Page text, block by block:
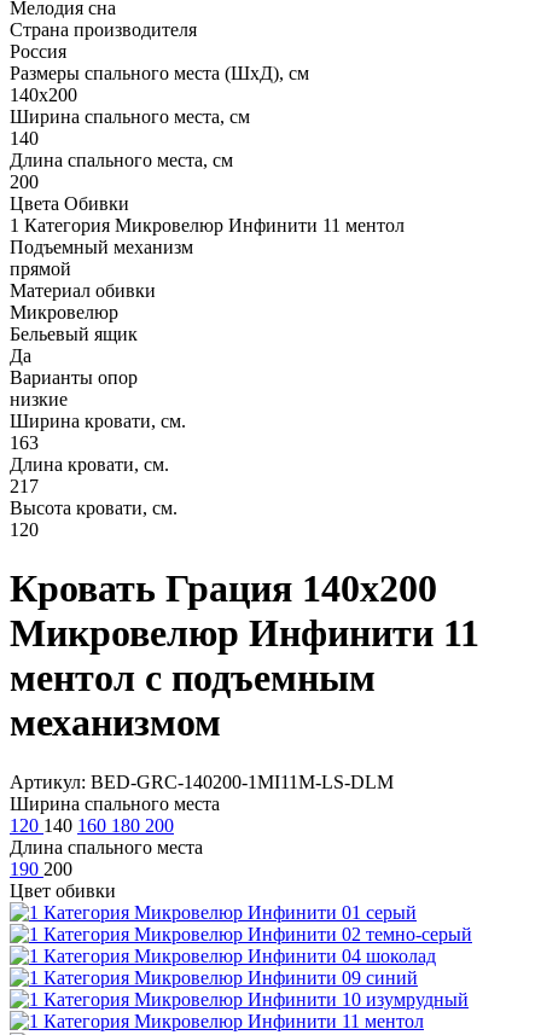
Мелодия сна
Страна производителя
Россия
Размеры спального места (ШхД), см
140х200
Ширина спального места, см
140
Длина спального места, см
200
Цвета Обивки
1 Категория Микровелюр Инфинити 11 ментол
Подъемный механизм
прямой
Материал обивки
Микровелюр
Бельевый ящик
Да
Варианты опор
низкие
Ширина кровати, см.
163
Длина кровати, см.
217
Высота кровати, см.
120
Кровать Грация 140х200
Микровелюр Инфинити 11
ментол с подъемным
механизмом
Артикул: BED-GRC-140200-1MI11M-LS-DLM
Ширина спального места
120 140 160 180 200
Длина спального места
190 200
Цвет обивки